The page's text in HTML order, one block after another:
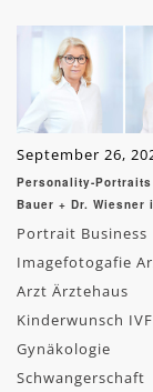
September 26,
Personality-Portraits
Bauer + Dr. Wiesner
Portrait Business
Imagefotogafie
Arzt Ärztehaus
Kinderwunsch IVF
Gynäkologie
Schwangerschaft